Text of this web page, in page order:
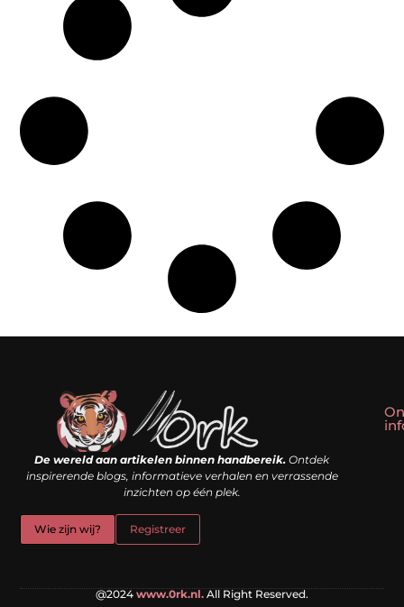
De wereld aan artikelen binnen handbereik. Ontdek
inspirerende blogs, informatieve verhalen en verrassende
inzichten op één plek.
Wie zijn wij? Registreer
@2024 www.0rk.nl. All Right Reserved.